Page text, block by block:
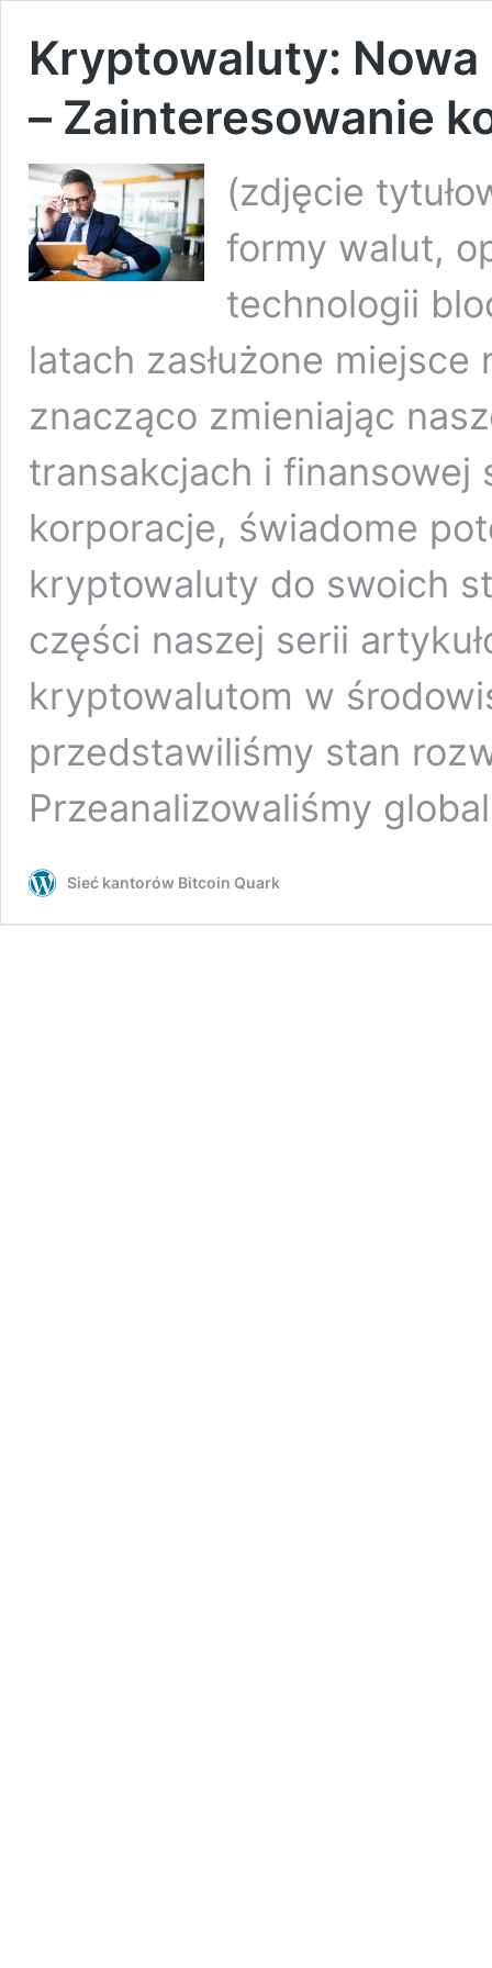
Kryptowaluty:
– Zainteresowanie
(zdjęcie
formy walut,
technologii
latach zasłużone
znacząco zmieniając
transakcjach i finansowej
korporacje, świadome
kryptowaluty do swoich
części naszej serii
kryptowalutom w
przedstawiliśmy stan
Przeanalizowaliśmy
Sieć kantorów Bitcoin Quark